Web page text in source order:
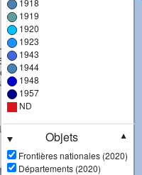
Savoie
- Puy-de-Dôme
(14e bis LG)
1918
1919
1920
1923
1943
1944
1948
1957
ND
Objets
▼
Frontières nationales (2020)
Départements (2020)